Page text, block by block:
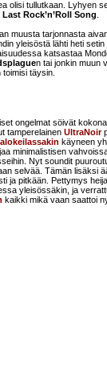
olisi tullutkaan. Lyhyen
Last Rock’n’Roll Song.
muusta tarjonnasta
yleisöstä lähti heti
katsastaa
n tai jonkin muun
toimisi täysin.
ongelmat söivät
tamperelainen UltraNoir
käyneen
minimalistisen
Nyt soundit
selvää. Tämän lisäksi
ja pitkään. Pettymys
yleisössäkin, ja
kaikki mikä vaan saattoi